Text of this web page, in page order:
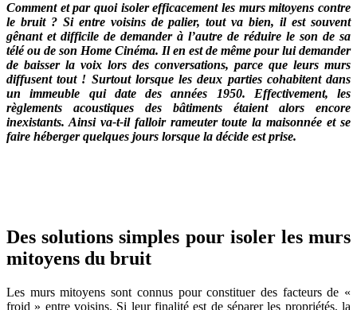
Comment et par quoi isoler efficacement les murs mitoyens contre
le bruit ? Si entre voisins de palier, tout va bien, il est souvent
gênant et difficile de demander à l’autre de réduire le son de sa
télé ou de son Home Cinéma. Il en est de même pour lui demander
de baisser la voix lors des conversations, parce que leurs murs
diffusent tout ! Surtout lorsque les deux parties cohabitent dans
un immeuble qui date des années 1950. Effectivement, les
règlements acoustiques des bâtiments étaient alors encore
inexistants. Ainsi va-t-il falloir rameuter toute la maisonnée et se
faire héberger quelques jours lorsque la décide est prise.
Des solutions simples pour isoler les murs
mitoyens du bruit
Les murs mitoyens sont connus pour constituer des facteurs de «
froid » entre voisins. Si leur finalité est de séparer les propriétés, la